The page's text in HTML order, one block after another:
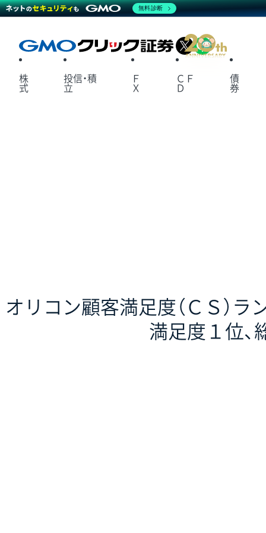
X
株
式
投信・積
立
Ｆ
Ｘ
ＣＦ
Ｄ
債
券
オリコン顧客満足度（ＣＳ）
満足度１位、
無料診断